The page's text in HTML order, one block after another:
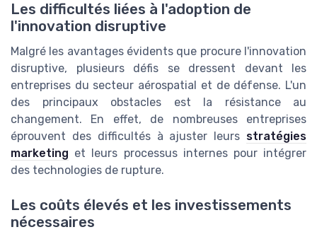
Les difficultés liées à l'adoption de
l'innovation disruptive
Malgré les avantages évidents que procure l'innovation
disruptive, plusieurs défis se dressent devant les
entreprises du secteur aérospatial et de défense. L'un
des principaux obstacles est la résistance au
changement. En effet, de nombreuses entreprises
éprouvent des difficultés à ajuster leurs stratégies
marketing et leurs processus internes pour intégrer
des technologies de rupture.
Les coûts élevés et les investissements
nécessaires